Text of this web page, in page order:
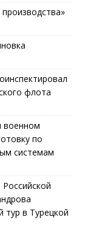
флота
военном
по
системам
тур в Турецкой